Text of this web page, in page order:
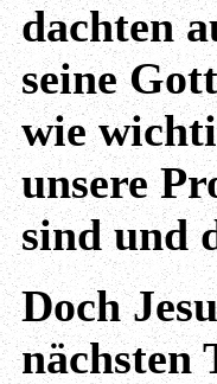
dachten
seine
wie
unsere
sind und
Doch
nächsten